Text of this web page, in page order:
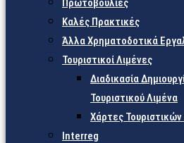
Πρωτοβουλίες
Καλές Πρακτικές
Άλλα Χρηματοδοτικά
Τουριστικοί Λιμένες
Διαδικασία
Τουριστικού Λιμένα
Χάρτες
Interreg